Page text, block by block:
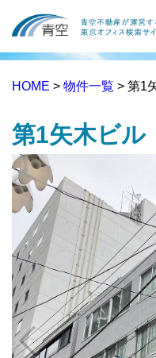
HOME > 物件一覧 > 第1
第1矢木ビ